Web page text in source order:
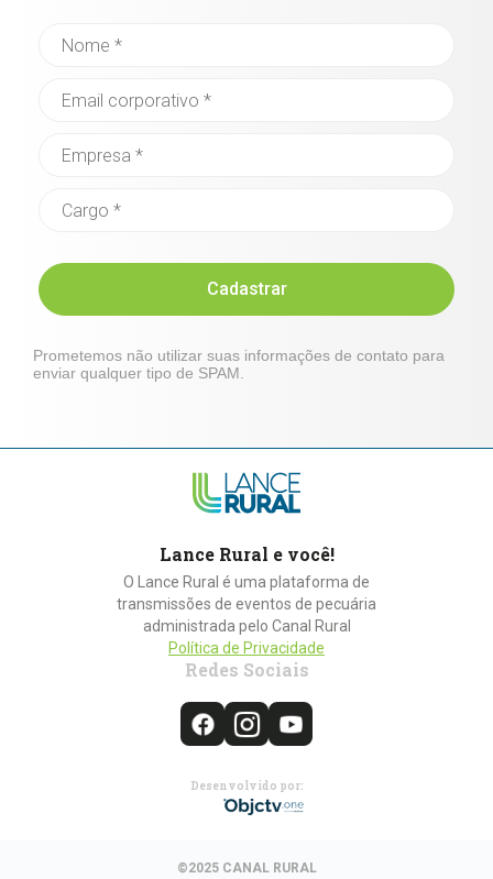
Cadastrar
Prometemos não utilizar suas informações de contato para
enviar qualquer tipo de SPAM.
Lance Rural e você!
O Lance Rural é uma plataforma de
transmissões de eventos de pecuária
administrada pelo Canal Rural
Política de Privacidade
Redes Sociais
Desenvolvido por:
©2025 CANAL RURAL